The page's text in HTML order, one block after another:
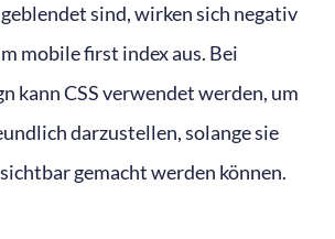
sind, wirken sich negativ
mobile first index aus. Bei
kann CSS verwendet werden, um
darzustellen, solange sie
gemacht werden können.